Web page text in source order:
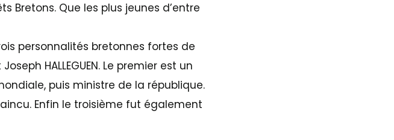
Bretons. Que les plus jeunes d’entre
personnalités bretonnes fortes de
HALLEGUEN. Le premier est un
puis ministre de la république.
Enfin le troisième fut également